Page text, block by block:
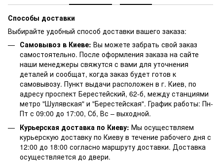
Способы доставки
Выбирайте удобный способ доставки вашего заказа:
Самовывоз в Киеве: Вы можете забрать свой заказ
самостоятельно. После оформления заказа на сайте
наши менеджеры свяжутся с вами для уточнения
деталей и сообщат, когда заказ будет готов к
самовывозу. Пункт выдачи расположен в г. Киев, по
адресу проспект Берестейский, 62-б, между станциями
метро "Шулявская" и "Берестейская". График работы: Пн-
Пт с 09:00 до 17:00, Сб, Вс – выходной.
Курьерская доставка по Киеву: Мы осуществляем
курьерскую доставку по Киеву в течение рабочего дня с
12:00 до 18:00 согласно маршруту доставки. Доставка
осуществляется до двери.